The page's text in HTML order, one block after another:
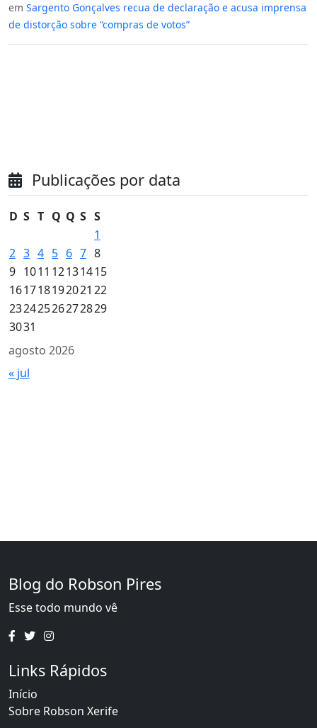
em Sargento Gonçalves recua de declaração e acusa imprensa
de distorção sobre “compras de votos”
Publicações por data
agosto 2026
D S T Q Q S S
1
2 3 4 5 6 7 8
9 1011 12131415
161718192021 22
23242526272829
3031
« jul
Blog do Robson Pires
Esse todo mundo vê
Links Rápidos
Início
Sobre Robson Xerife